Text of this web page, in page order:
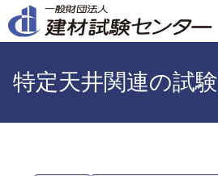
イ
特定天井関連の試験